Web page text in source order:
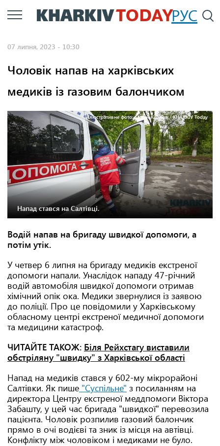
Перейти
до
РУС
07 липня, 2023 - 10:30
Чоловік напав на харківських
медиків із газовим балончиком
Ілюстративне фото: Сергій Козлов / KHARKIV Today
Напад стався на Салтівці.
Водій напав на бригаду швидкої допомоги, а
потім утік.
У четвер 6 липня на бригаду медиків екстреної
допомоги напали. Унаслідок нападу 47-річний
водій автомобіля швидкої допомоги отримав
хімічний опік ока. Медики звернулися із заявою
до поліції. Про це повідомили у Харківському
обласному центрі екстреної медичної допомоги
та медицини катастроф.
ЧИТАЙТЕ ТАКОЖ: Біля Рейхстагу виставили
обстріляну "швидку" з Харківської області
Напад на медиків стався у 602-му мікрорайоні
Салтівки. Як пише "Суспільне" з посиланням на
директора Центру екстреної меддпомоги Віктора
Забашту, у цей час бригада "швидкої" перевозила
пацієнта. Чоловік розпилив газовий балончик
прямо в очі водієві та зник із місця на автівці.
Конфлікту між чоловіком і медиками не було.